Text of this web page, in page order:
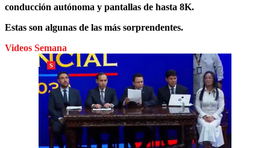
conducción autónoma y pantallas de hasta 8K.
Estas son algunas de las más sorprendentes.
Videos Semana